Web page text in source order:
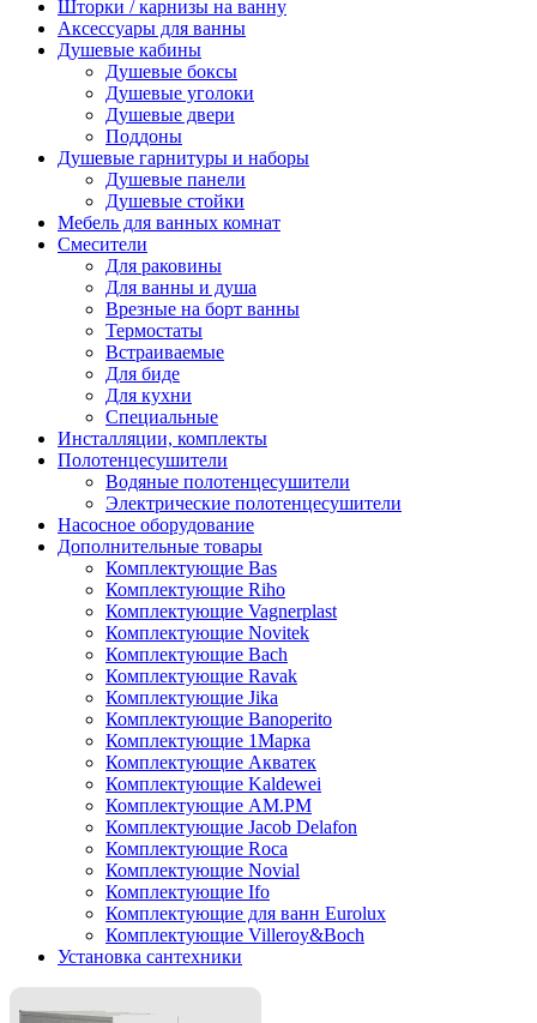
Шторки / карнизы на ванну
Аксессуары для ванны
Душевые кабины
Душевые боксы
Душевые уголоки
Душевые двери
Поддоны
Душевые гарнитуры и наборы
Душевые панели
Душевые стойки
Мебель для ванных комнат
Смесители
Для раковины
Для ванны и душа
Врезные на борт ванны
Термостаты
Встраиваемые
Для биде
Для кухни
Специальные
Инсталляции, комплекты
Полотенцесушители
Водяные полотенцесушители
Электрические полотенцесушители
Насосное оборудование
Дополнительные товары
Комплектующие Bas
Комплектующие Riho
Комплектующие Vagnerplast
Комплектующие Novitek
Комплектующие Bach
Комплектующие Ravak
Комплектующие Jika
Комплектующие Banoperito
Комплектующие 1Марка
Комплектующие Акватек
Комплектующие Kaldewei
Комплектующие AM.PM
Комплектующие Jacob Delafon
Комплектующие Roca
Комплектующие Novial
Комплектующие Ifo
Комплектующие для ванн Eurolux
Комплектующие Villeroy&Boch
Установка сантехники